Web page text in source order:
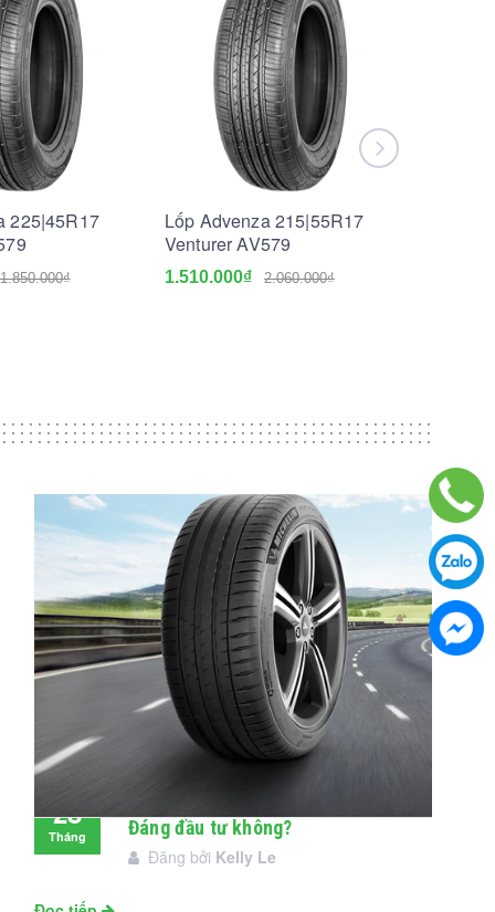
225|45R17
1.850.000₫
Lốp Advenza 215|55R17
Venturer AV579
1.510.000₫ 2.060.000₫
28
Tháng
Đáng đầu tư không?
Đăng bởi Kelly Le